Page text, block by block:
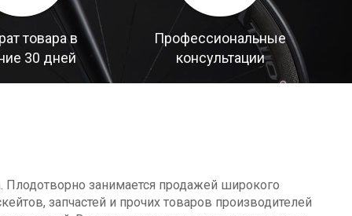
товара в
30 дней
Профессиональные
консультации
Плодотворно занимается продажей широкого
запчастей и прочих товаров производителей